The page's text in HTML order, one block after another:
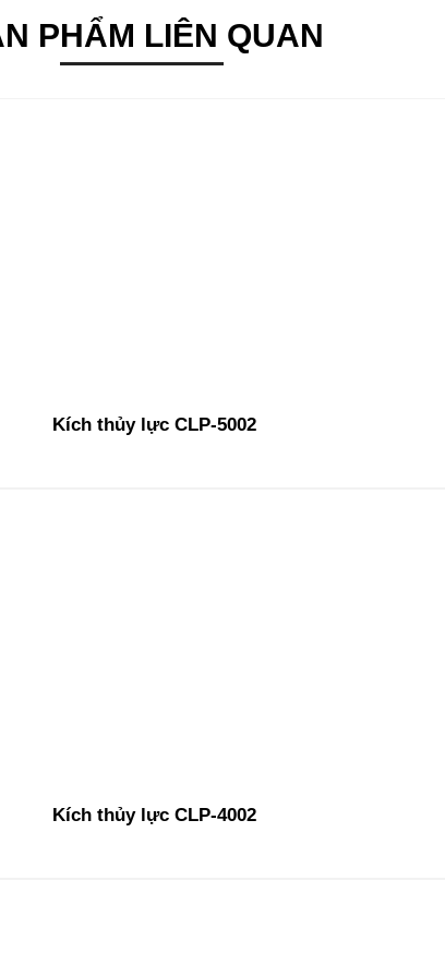
PHẨM LIÊN QUAN
Kích thủy lực CLP-5002
Kích thủy lực CLP-4002